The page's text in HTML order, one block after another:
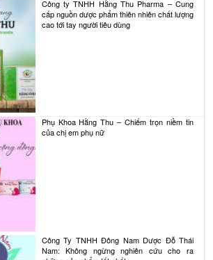
Công ty TNHH Hằng Thu Pharma – Cung
cấp nguồn dược phẩm thiên nhiên chất lượng
cao tới tay người tiêu dùng
Phụ Khoa Hằng Thu – Chiếm trọn niềm tin
của chị em phụ nữ
Công Ty TNHH Đông Nam Dược Đỗ Thái
Nam: Không ngừng nghiên cứu cho ra